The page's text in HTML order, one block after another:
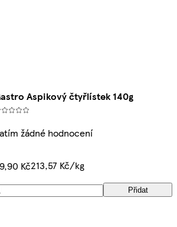
Aspikový čtyřlístek 140g
žádné hodnocení
Kč213,57 Kč/kg
Přidat